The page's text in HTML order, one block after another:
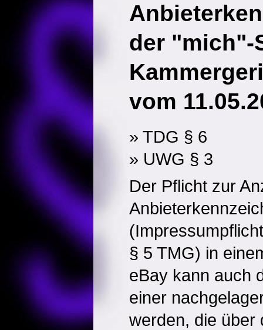
der "mich"-
vom
» TDG § 6
» UWG § 3
Der Pflicht zur
§ 5 TMG) in
eBay kann auch
einer
werden, die über